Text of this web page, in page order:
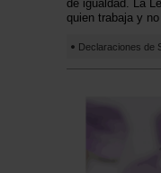
de igualdad. La
quien trabaja y
Declaraciones de